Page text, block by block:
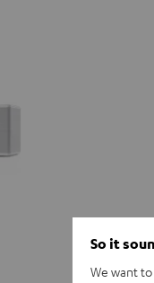
So it
We want